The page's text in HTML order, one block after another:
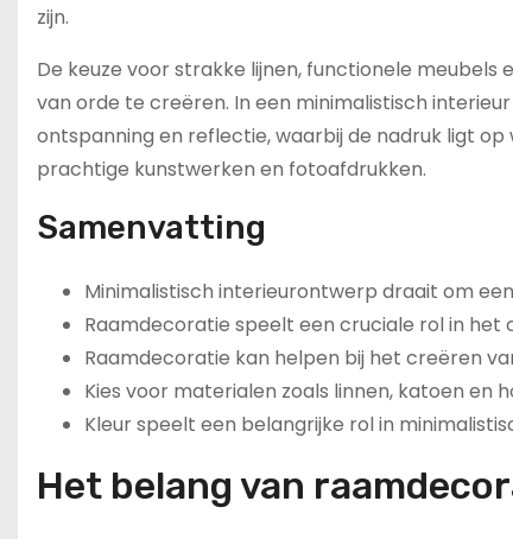
zijn.
De keuze voor strakke lijnen, functionele
van orde te creëren. In een minimalistisch
ontspanning en reflectie, waarbij de nadruk ligt op
prachtige kunstwerken en fotoafdrukken.
Samenvatting
Minimalistisch interieurontwerp draait om
Raamdecoratie speelt een cruciale rol in het
Raamdecoratie kan helpen bij het creëren
Kies voor materialen zoals linnen, katoen en
Kleur speelt een belangrijke rol in
Het belang van